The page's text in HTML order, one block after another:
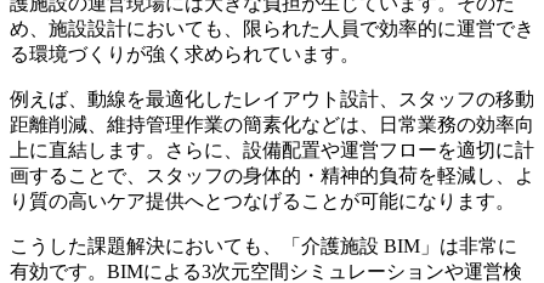
め、施設設計においても、限られた人員で効率的に運営でき
る環境づくりが強く求められています。
例えば、動線を最適化したレイアウト設計、スタッフの移動
距離削減、維持管理作業の簡素化などは、日常業務の効率向
上に直結します。さらに、設備配置や運営フローを適切に計
画することで、スタッフの身体的・精神的負荷を軽減し、よ
り質の高いケア提供へとつなげることが可能になります。
こうした課題解決においても、「介護施設 BIM」は非常に
有効です。BIMによる3次元空間シミュレーションや運営検